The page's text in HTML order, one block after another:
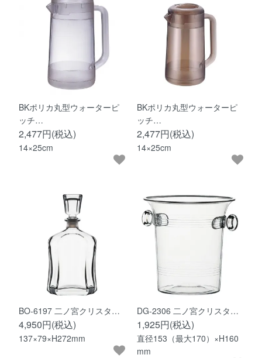
BKポリカ丸型ウォーターピ
ッチ…
2,477円(税込)
14×25cm
BKポリカ丸型ウォーターピ
ッチ…
2,477円(税込)
14×25cm
BO-6197 二ノ宮クリスタ…
4,950円(税込)
137×79×H272mm
DG-2306 二ノ宮クリスタ…
1,925円(税込)
直径153（最大170）×H160
mm